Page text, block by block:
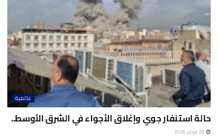
عالمية
حالة استنفار جوي وإغلاق الأجواء في الشرق الأوسط..